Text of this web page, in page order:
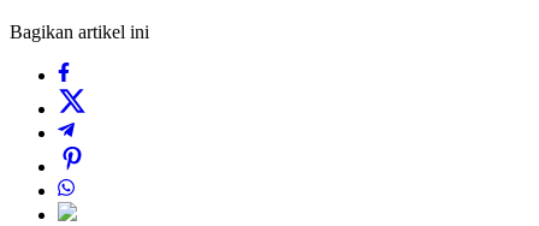
Bagikan artikel ini